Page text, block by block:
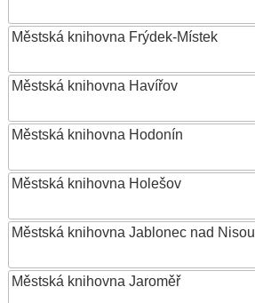
Městská knihovna Frýdek-Místek
Městská knihovna Havířov
Městská knihovna Hodonín
Městská knihovna Holešov
Městská knihovna Jablonec nad Nisou
Městská knihovna Jaroměř